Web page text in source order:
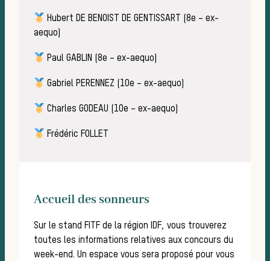
Hubert DE BENOIST DE GENTISSART (8e – ex-
aequo)
Paul GABLIN (8e – ex-aequo)
Gabriel PERENNEZ (10e – ex-aequo)
Charles GODEAU (10e – ex-aequo)
Frédéric FOLLET
Accueil des sonneurs
Sur le stand FITF de la région IDF, vous trouverez
toutes les informations relatives aux concours du
week-end. Un espace vous sera proposé pour vous